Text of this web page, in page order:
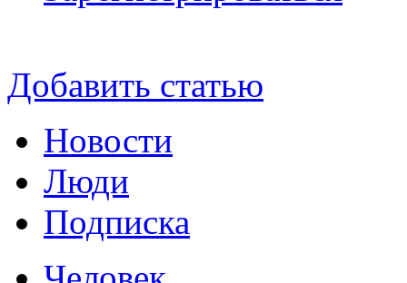
Добавить статью
Новости
Люди
Подписка